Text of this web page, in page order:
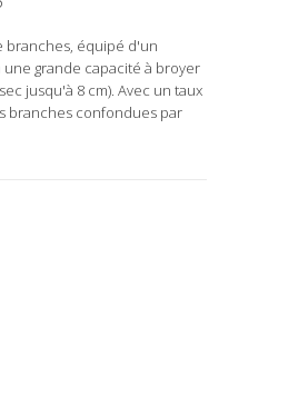
branches, équipé d'un
une grande capacité à broyer
jusqu'à 8 cm). Avec un taux
branches confondues par